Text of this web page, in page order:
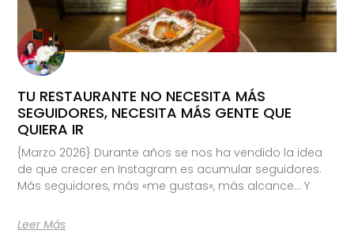
TU RESTAURANTE NO NECESITA MÁS
SEGUIDORES, NECESITA MÁS GENTE QUE
QUIERA IR
{Marzo 2026} Durante años se nos ha vendido la idea
de que crecer en Instagram es acumular seguidores.
Más seguidores, más «me gustas», más alcance… Y
Leer Más